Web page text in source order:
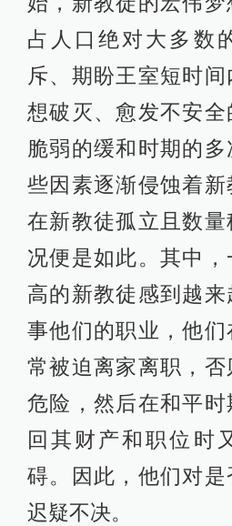
占人口绝对大多数
斥、期盼王室短时
想破灭、愈发不安
脆弱的缓和时期的
些因素逐渐侵蚀着
在新教徒孤立且数
况便是如此。其中
高的新教徒感到越
事他们的职业，他
常被迫离家离职，
危险，然后在和平
回其财产和职位时
碍。因此，他们对
迟疑不决。